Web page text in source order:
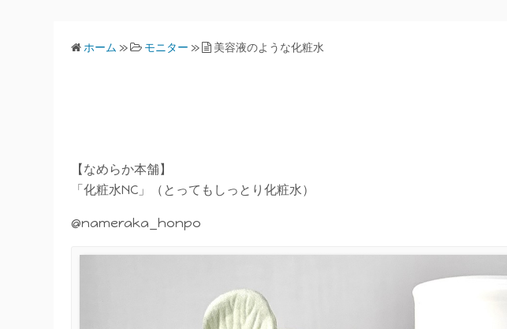
ホーム » モニター » 美容液のような化粧水
【なめらか本舗】
「化粧水NC」（とってもしっとり化粧水）
@nameraka_honpo